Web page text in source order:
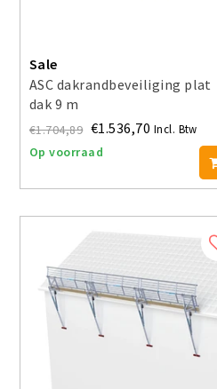
Sale
ASC dakrandbeveiliging plat
dak 9 m
€1.704,89 €1.536,70 Incl. Btw
Op voorraad